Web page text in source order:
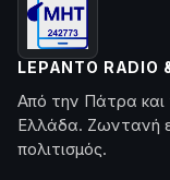
LEPANTO
Από την Πάτρα και
Ελλάδα. Ζωντανή
πολιτισμός.